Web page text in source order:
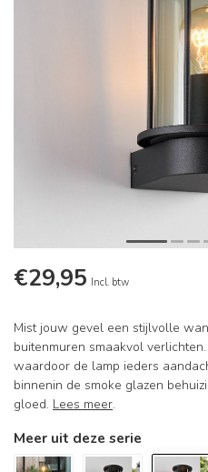
€29,95 Incl. btw
Mist jouw gevel een stijlvolle
buitenmuren smaakvol
waardoor de lamp ieders
binnenin de smoke glazen
gloed. Lees meer.
Meer uit deze serie